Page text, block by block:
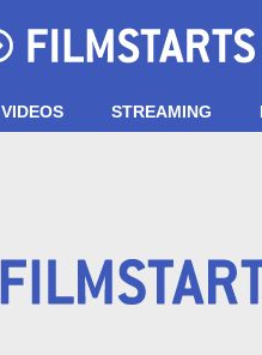
VIDEOS STREAMING